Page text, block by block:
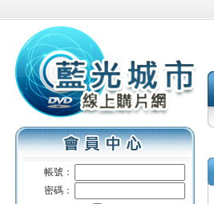
帳號：
密碼：